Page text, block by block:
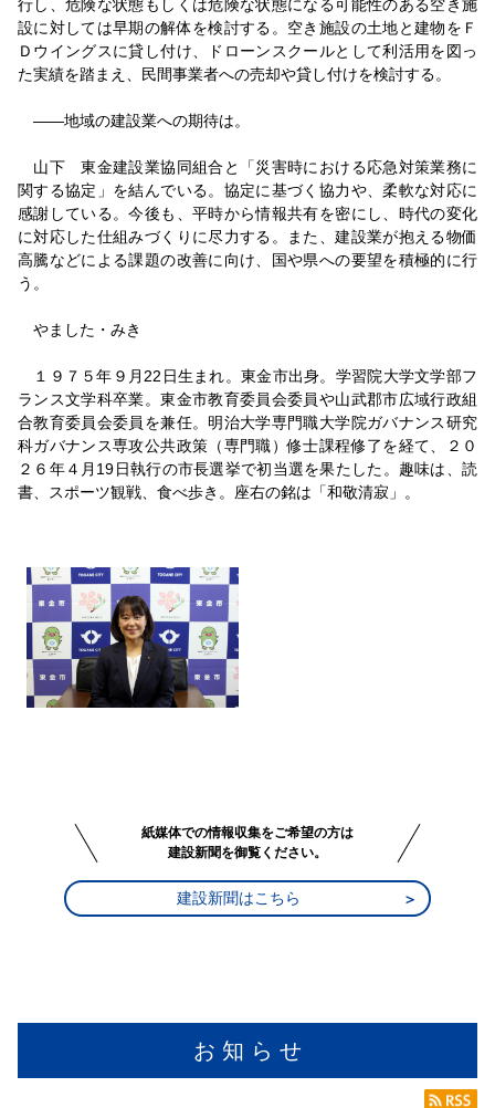
お 知 ら せ
行し、危険な状態もしくは危険な状態になる可能性のある空き施
設に対しては早期の解体を検討する。空き施設の土地と建物をＦ
Ｄウイングスに貸し付け、ドローンスクールとして利活用を図っ
た実績を踏まえ、民間事業者への売却や貸し付けを検討する。
――地域の建設業への期待は。
山下 東金建設業協同組合と「災害時における応急対策業務に
関する協定」を結んでいる。協定に基づく協力や、柔軟な対応に
感謝している。今後も、平時から情報共有を密にし、時代の変化
に対応した仕組みづくりに尽力する。また、建設業が抱える物価
高騰などによる課題の改善に向け、国や県への要望を積極的に行
う。
やました・みき
１９７５年９月22日生まれ。東金市出身。学習院大学文学部フ
ランス文学科卒業。東金市教育委員会委員や山武郡市広域行政組
合教育委員会委員を兼任。明治大学専門職大学院ガバナンス研究
科ガバナンス専攻公共政策（専門職）修士課程修了を経て、２０
２６年４月19日執行の市長選挙で初当選を果たした。趣味は、読
書、スポーツ観戦、食べ歩き。座右の銘は「和敬清寂」。
紙媒体での情報収集をご希望の方は
建設新聞を御覧ください。
建設新聞はこちら